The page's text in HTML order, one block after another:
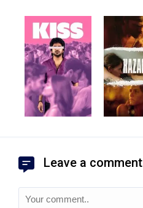
Leave a comment